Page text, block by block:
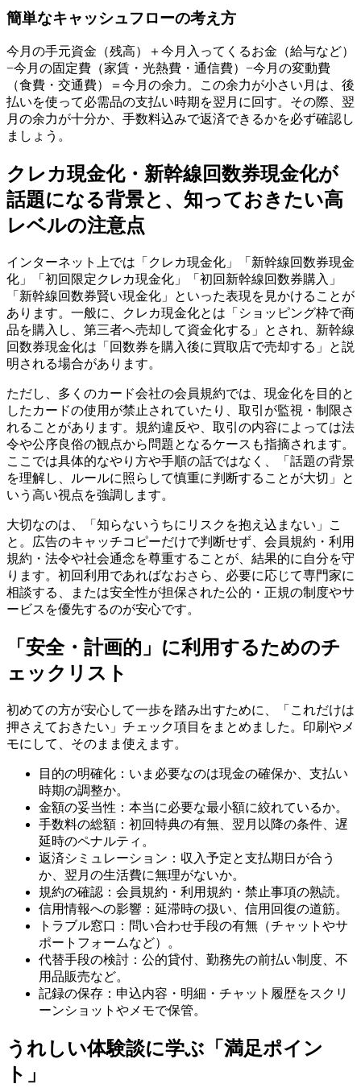
簡単なキャッシュフローの考え方
今月の手元資金（残高）＋今月入ってくるお金（給与など）
−今月の固定費（家賃・光熱費・通信費）−今月の変動費
（食費・交通費）＝今月の余力。この余力が小さい月は、後
払いを使って必需品の支払い時期を翌月に回す。その際、翌
月の余力が十分か、手数料込みで返済できるかを必ず確認し
ましょう。
クレカ現金化・新幹線回数券現金化が
話題になる背景と、知っておきたい高
レベルの注意点
インターネット上では「クレカ現金化」「新幹線回数券現金
化」「初回限定クレカ現金化」「初回新幹線回数券購入」
「新幹線回数券賢い現金化」といった表現を見かけることが
あります。一般に、クレカ現金化とは「ショッピング枠で商
品を購入し、第三者へ売却して資金化する」とされ、新幹線
回数券現金化は「回数券を購入後に買取店で売却する」と説
明される場合があります。
ただし、多くのカード会社の会員規約では、現金化を目的と
したカードの使用が禁止されていたり、取引が監視・制限さ
れることがあります。規約違反や、取引の内容によっては法
令や公序良俗の観点から問題となるケースも指摘されます。
ここでは具体的なやり方や手順の話ではなく、「話題の背景
を理解し、ルールに照らして慎重に判断することが大切」と
いう高い視点を強調します。
大切なのは、「知らないうちにリスクを抱え込まない」こ
と。広告のキャッチコピーだけで判断せず、会員規約・利用
規約・法令や社会通念を尊重することが、結果的に自分を守
ります。初回利用であればなおさら、必要に応じて専門家に
相談する、または安全性が担保された公的・正規の制度やサ
ービスを優先するのが安心です。
「安全・計画的」に利用するためのチ
ェックリスト
初めての方が安心して一歩を踏み出すために、「これだけは
押さえておきたい」チェック項目をまとめました。印刷やメ
モにして、そのまま使えます。
目的の明確化：いま必要なのは現金の確保か、支払い
時期の調整か。
金額の妥当性：本当に必要な最小額に絞れているか。
手数料の総額：初回特典の有無、翌月以降の条件、遅
延時のペナルティ。
返済シミュレーション：収入予定と支払期日が合う
か、翌月の生活費に無理がないか。
規約の確認：会員規約・利用規約・禁止事項の熟読。
信用情報への影響：延滞時の扱い、信用回復の道筋。
トラブル窓口：問い合わせ手段の有無（チャットやサ
ポートフォームなど）。
代替手段の検討：公的貸付、勤務先の前払い制度、不
用品販売など。
記録の保存：申込内容・明細・チャット履歴をスクリ
ーンショットやメモで保管。
うれしい体験談に学ぶ「満足ポイン
ト」